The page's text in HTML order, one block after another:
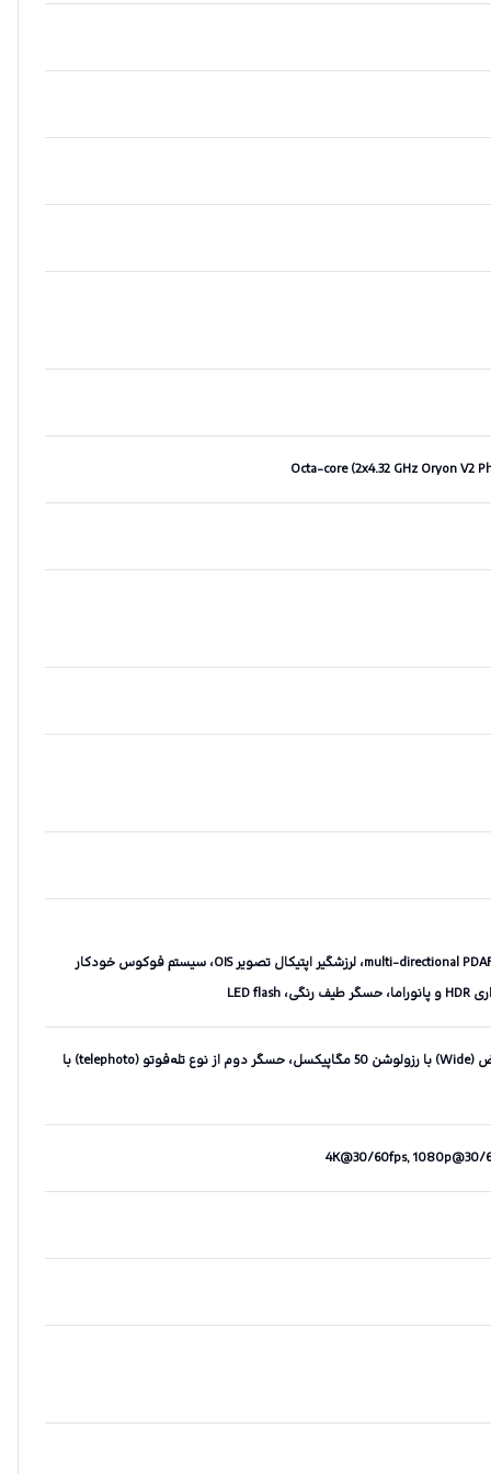
Octa-core (2x4.32 GHz Oryon V2
سیستم فوکوس خودکار تشخیص چند جهته multi-directional PDAF، لرزشگیر اپتیکال تصویر OIS، سیستم فوکوس خودکار
دوربین اصلی دو‌گانه - حسگر اول از نوع عریض (Wide) با رزولوشن 50 مگاپیکسل، حسگر دوم از نوع تله‌فوتو (telephoto) با
4K@30/60fps, 1080p@30/